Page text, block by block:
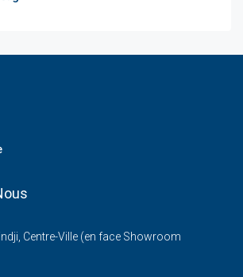
Centre-Ville (en face Showroom